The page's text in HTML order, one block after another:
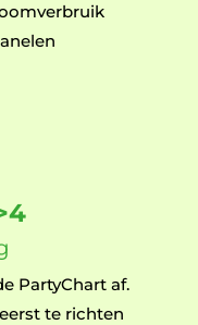
PartyChart af.
te richten